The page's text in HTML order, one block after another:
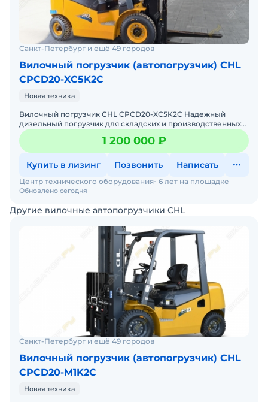
Санкт-Петербург и ещё 49 городов
Вилочный погрузчик (автопогрузчик) CHL
CPCD20-XC5K2C
Новая техника
Вилочный погрузчик CHL CPCD20-XC5K2C Надежный
дизельный погрузчик для складских и производственных
задач Мы предлагаем: Доставку по России от 2-х дней
Собств
1 200 000 ₽
Купить в лизинг Позвонить Написать
Обновлено сегодня
Центр технического оборудования 6 лет на площадке
Другие вилочные автопогрузчики CHL
Санкт-Петербург и ещё 49 городов
Вилочный погрузчик (автопогрузчик) CHL
CPCD20-M1K2C
Новая техника